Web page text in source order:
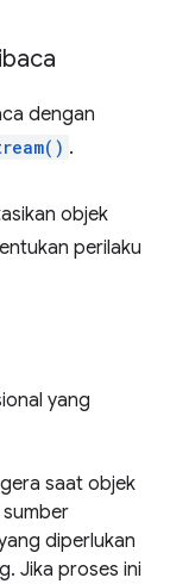
dengan
.
objek
perilaku
yang
saat objek
diperlukan
Jika proses ini